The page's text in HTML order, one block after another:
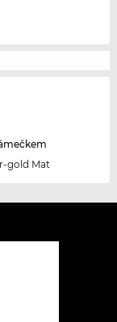
gold Mat